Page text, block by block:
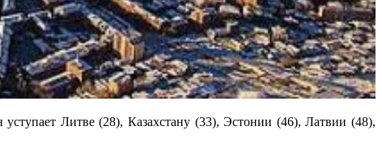
Литве (28), Казахстану (33), Эстонии (46), Латвии (48),